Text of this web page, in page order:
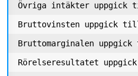
Övriga intäkter
Bruttovinsten uppgick
Bruttomarginalen
Rörelseresultatet